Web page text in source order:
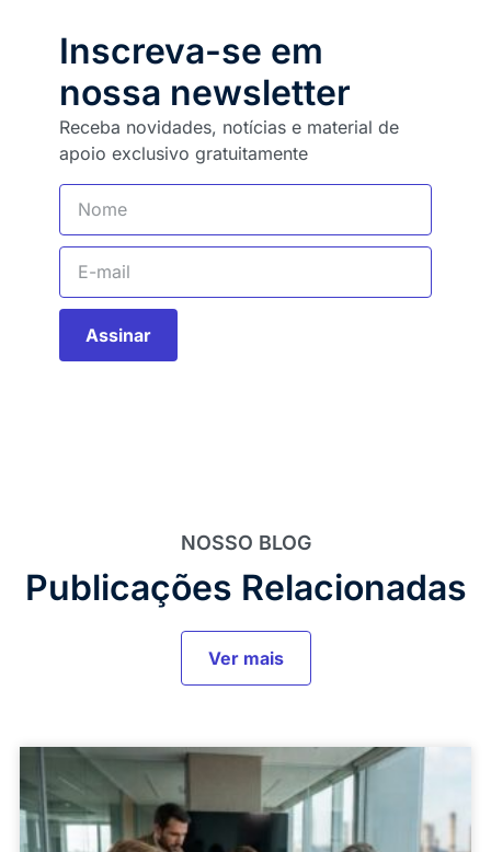
Inscreva-se em
nossa newsletter
Receba novidades, notícias e material de
apoio exclusivo gratuitamente
Assinar
NOSSO BLOG
Publicações Relacionadas
Ver mais